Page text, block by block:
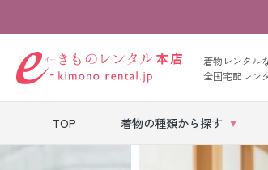
着物レンタル
全国宅配レン
TOP 着物の種類から探す